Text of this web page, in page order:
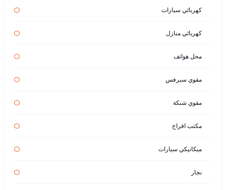
كهربائي سيارات
كهربائي منازل
محل هواتف
مقوي سيرفس
مقوي شبكة
مكتب افراح
ميكانيكي سيارات
نجار